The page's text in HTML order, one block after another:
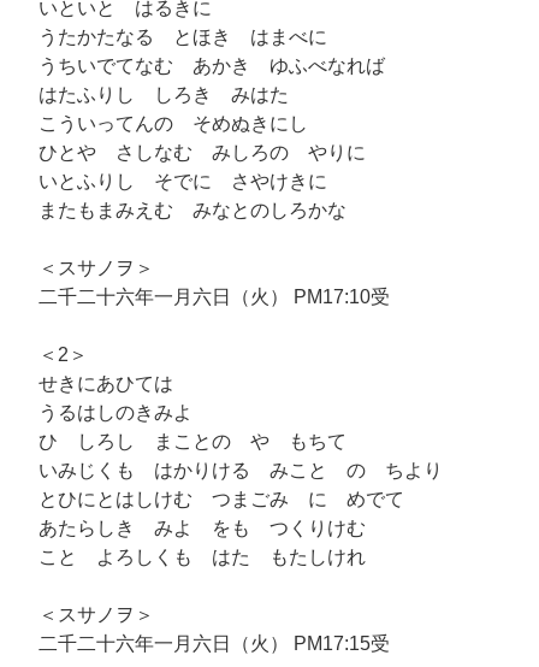
いといと はるきに
うたかたなる とほき はまべに
うちいでてなむ あかき ゆふべなれば
はたふりし しろき みはた
こういってんの そめぬきにし
ひとや さしなむ みしろの やりに
いとふりし そでに さやけきに
またもまみえむ みなとのしろかな
＜スサノヲ＞
二千二十六年一月六日（火） PM17:10受
＜2＞
せきにあひては
うるはしのきみよ
ひ しろし まことの や もちて
いみじくも はかりける みこと の ちより
とひにとはしけむ つまごみ に めでて
あたらしき みよ をも つくりけむ
こと よろしくも はた もたしけれ
＜スサノヲ＞
二千二十六年一月六日（火） PM17:15受